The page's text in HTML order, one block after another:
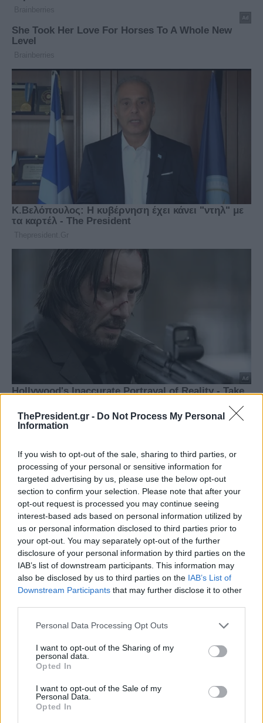
ThePresident.gr - Do Not Process My Personal
Information
If you wish to opt-out of the sale, sharing to third parties, or
processing of your personal or sensitive information for
targeted advertising by us, please use the below opt-out
section to confirm your selection. Please note that after your
opt-out request is processed you may continue seeing
interest-based ads based on personal information utilized by
us or personal information disclosed to third parties prior to
your opt-out. You may separately opt-out of the further
disclosure of your personal information by third parties on the
IAB’s list of downstream participants. This information may
also be disclosed by us to third parties on the IAB’s List of
Downstream Participants that may further disclose it to other
Personal Data Processing Opt Outs
I want to opt-out of the Sharing of my
personal data.
Opted In
I want to opt-out of the Sale of my
Personal Data.
Opted In